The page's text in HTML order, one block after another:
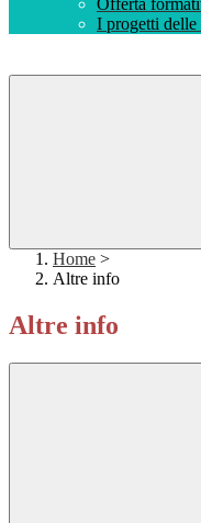
Offerta
I progetti delle
Home >
Altre info
Altre info